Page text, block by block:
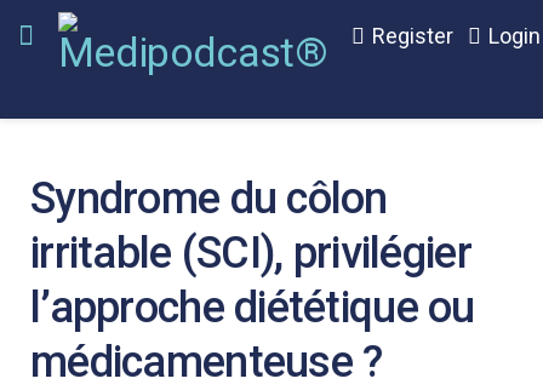
Register Login
Syndrome du côlon
irritable (SCI), privilégier
l’approche diététique ou
médicamenteuse ?